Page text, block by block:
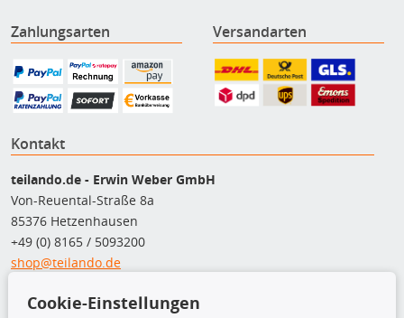
Zahlungsarten Versandarten
Kontakt
teilando.de - Erwin Weber GmbH
Von-Reuental-Straße 8a
85376 Hetzenhausen
+49 (0) 8165 / 5093200
shop@teilando.de
Top Produkte
Cookie-Einstellungen